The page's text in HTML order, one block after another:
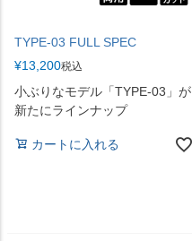
TYPE-03 FULL SPEC
¥13,200税込
小ぶりなモデル「TYPE-03」が
新たにラインナップ
カートに入れる